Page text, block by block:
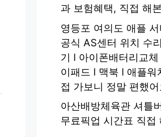
과 보험혜택, 직접 해
영등포 여의도 애플
공식 AS센터 위치 수
기 l 아이폰배터리교
이패드 l 맥북 l 애플워
접 가보니 정말 편했어
아산배방체육관 셔틀
무료픽업 시간표 직접